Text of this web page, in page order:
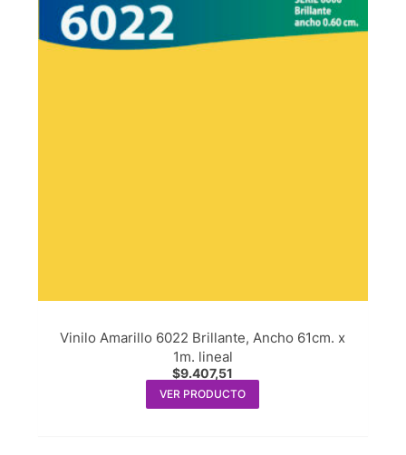
Vinilo Amarillo 6022 Brillante, Ancho 61cm. x
1m. lineal
$9.407,51
VER PRODUCTO